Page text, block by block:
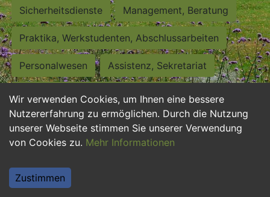
Wir verwenden Cookies, um Ihnen eine bessere
Nutzererfahrung zu ermöglichen. Durch die Nutzung
unserer Webseite stimmen Sie unserer Verwendung
von Cookies zu. Mehr Informationen
Zustimmen
Sicherheitsdienste Management, Beratung
Praktika, Werkstudenten, Abschlussarbeiten
Personalwesen Assistenz, Sekretariat
Hilfskräfte, Aushilfs- und Nebenjobs
Einkauf, Logistik, Materialwirtschaft
Weiterbildung, Studium, duale Ausbildung
Tourismus